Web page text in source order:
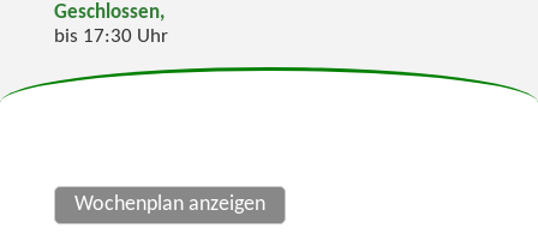
Geschlossen,
bis 17:30 Uhr
Wochenplan anzeigen